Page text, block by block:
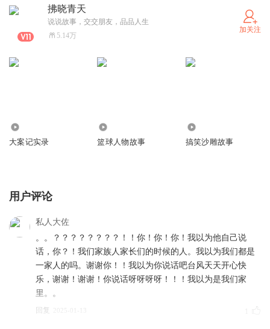
拂晓青天
说说故事，交交朋友，品品人生
5.14万
加关注
大案记实录 篮球人物故事 搞笑沙雕故事
用户评论
私人大佐
。。？？？？？？？？！！你！你！你！我以为他自己说
话，你？！我们家族人家长们的时候的人。我以为我们都是
一家人的吗。谢谢你！！我以为你说话吧台风天天开心快
乐，谢谢！谢谢！你说话呀呀呀呀！！！我以为是我们家
里。。
回复